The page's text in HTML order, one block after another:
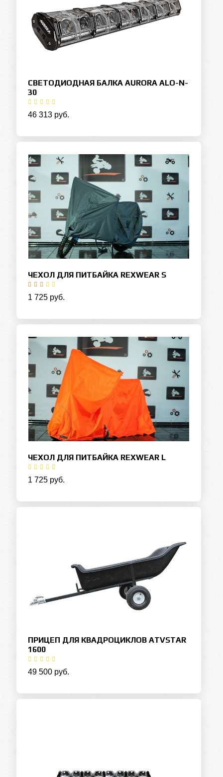
СВЕТОДИОДНАЯ БАЛКА AURORA ALO-N-
30
46 313 руб.
ЧЕХОЛ ДЛЯ ПИТБАЙКА REXWEAR S
1 725 руб.
ЧЕХОЛ ДЛЯ ПИТБАЙКА REXWEAR L
1 725 руб.
ПРИЦЕП ДЛЯ КВАДРОЦИКЛОВ ATVSTAR
1600
49 500 руб.